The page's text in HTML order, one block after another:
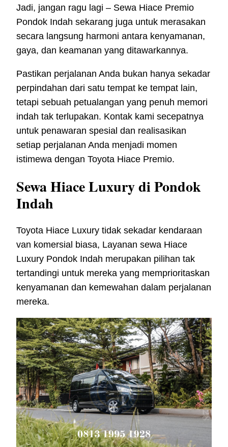
Jadi, jangan ragu lagi – Sewa Hiace Premio
Pondok Indah sekarang juga untuk merasakan
secara langsung harmoni antara kenyamanan,
gaya, dan keamanan yang ditawarkannya.
Pastikan perjalanan Anda bukan hanya sekadar
perpindahan dari satu tempat ke tempat lain,
tetapi sebuah petualangan yang penuh memori
indah tak terlupakan. Kontak kami secepatnya
untuk penawaran spesial dan realisasikan
setiap perjalanan Anda menjadi momen
istimewa dengan Toyota Hiace Premio.
Sewa Hiace Luxury di Pondok
Indah
Toyota Hiace Luxury tidak sekadar kendaraan
van komersial biasa, Layanan sewa Hiace
Luxury Pondok Indah merupakan pilihan tak
tertandingi untuk mereka yang memprioritaskan
kenyamanan dan kemewahan dalam perjalanan
mereka.